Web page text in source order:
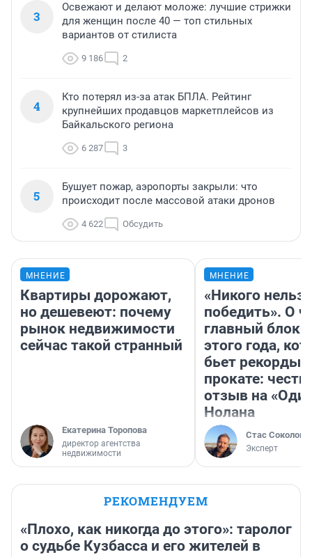
3
Освежают и делают моложе: лучшие стрижки
для женщин после 40 — топ стильных
вариантов от стилиста
9 186 2
4
Кто потерял из-за атак БПЛА. Рейтинг
крупнейших продавцов маркетплейсов из
Байкальского региона
6 287 3
5
Бушует пожар, аэропорты закрыли: что
происходит после массовой атаки дронов
4 622 Обсудить
МНЕНИЕ
Квартиры дорожают,
но дешевеют: почему
рынок недвижимости
сейчас такой странный
Екатерина Торопова
директор агентства
недвижимости
МНЕНИЕ
«Никого нельзя
победить». О
главный
этого года,
бьет рекорды в
прокате:
отзыв на
Нолана
Стас Соколов
Эксперт
РЕКОМЕНДУЕМ
«Плохо, как никогда до этого»: таролог
о судьбе Кузбасса и его жителей в